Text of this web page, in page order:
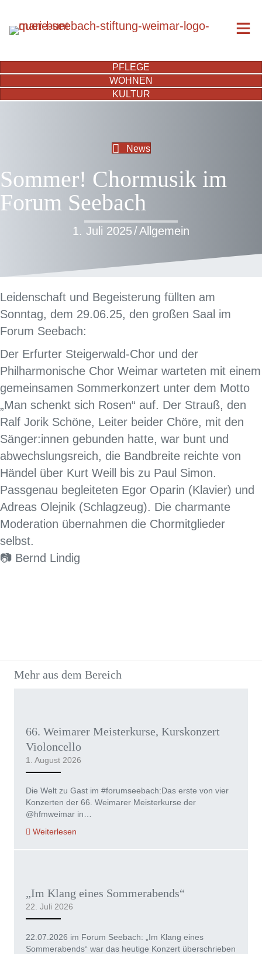
PFLEGE
WOHNEN
KULTUR
News
Sommer! Chormusik im
Forum Seebach
1. Juli 2025/Allgemein
Leidenschaft und Begeisterung füllten am
Sonntag, dem 29.06.25, den großen Saal im
Forum Seebach:
Der Erfurter Steigerwald-Chor und der
Philharmonische Chor Weimar warteten mit einem
gemeinsamen Sommerkonzert unter dem Motto
„Man schenkt sich Rosen“ auf. Der Strauß, den
Ralf Jorik Schöne, Leiter beider Chöre, mit den
Sänger:innen gebunden hatte, war bunt und
abwechslungsreich, die Bandbreite reichte von
Händel über Kurt Weill bis zu Paul Simon.
Passgenau begleiteten Egor Oparin (Klavier) und
Adreas Olejnik (Schlagzeug). Die charmante
Moderation übernahmen die Chormitglieder
selbst.
📷 Bernd Lindig
Mehr aus dem Bereich
66. Weimarer Meisterkurse, Kurskonzert
Violoncello
1. August 2026
Die Welt zu Gast im #forumseebach:Das erste von vier
Konzerten der 66. Weimarer Meisterkurse der
@hfmweimar in…
Weiterlesen
„Im Klang eines Sommerabends“
22. Juli 2026
22.07.2026 im Forum Seebach: „Im Klang eines
Sommerabends“ war das heutige Konzert überschrieben